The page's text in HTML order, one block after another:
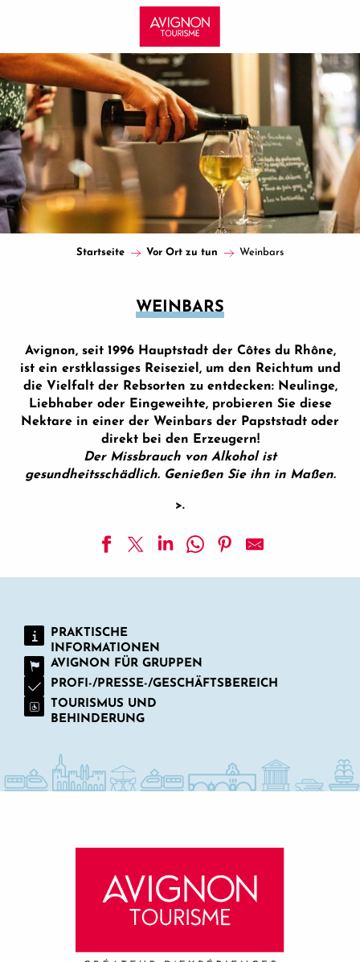
principal
Startseite Vor Ort zu tun Weinbars
WEINBARS
Avignon, seit 1996 Hauptstadt der Côtes du Rhône,
ist ein erstklassiges Reiseziel, um den Reichtum und
die Vielfalt der Rebsorten zu entdecken: Neulinge,
Liebhaber oder Eingeweihte, probieren Sie diese
Nektare in einer der Weinbars der Papststadt oder
direkt bei den Erzeugern!
Der Missbrauch von Alkohol ist
gesundheitsschädlich. Genießen Sie ihn in Maßen.
>.
Demazet der Keller
Cave les 3 bouteilles
Domaine du Bois de Saint Jean
Haus Quiot
Domäne Le Pointu
Domaine des Bouzons
Château de Bosc
Le Cellier des Princes
PRAKTISCHE
INFORMATIONEN
AVIGNON FÜR GRUPPEN
PROFI-/PRESSE-/GESCHÄFTSBEREICH
TOURISMUS UND
BEHINDERUNG